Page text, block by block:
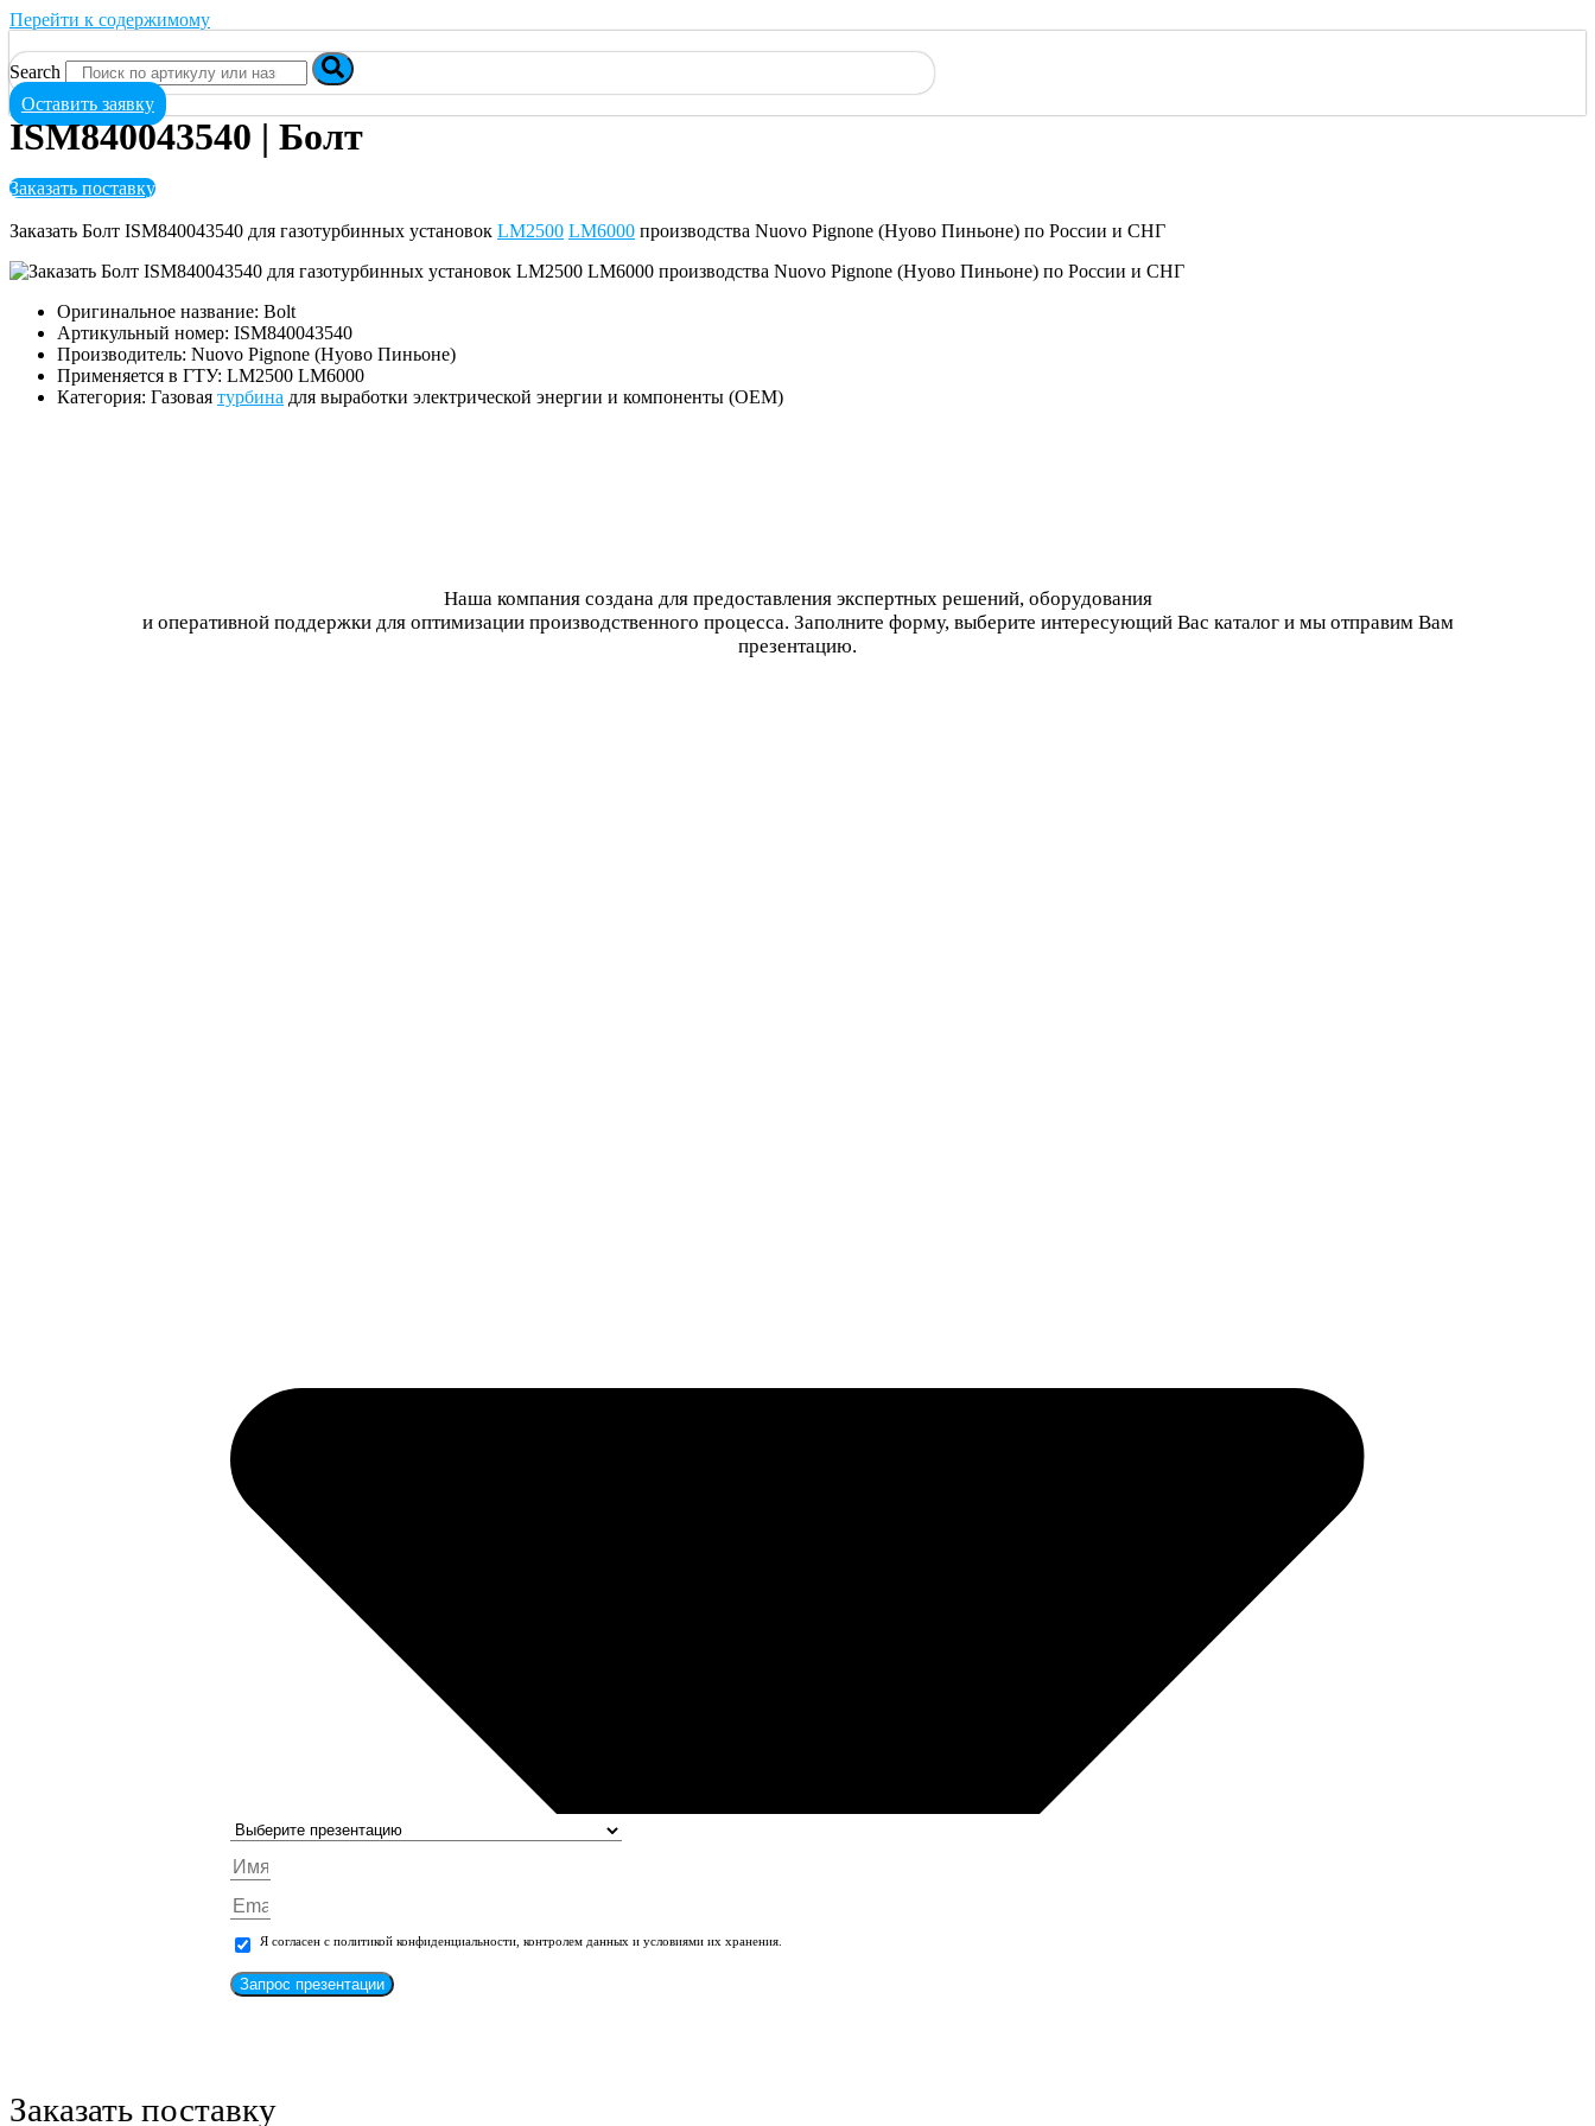
Перейти к содержимому
Search
Оставить заявку
ISM840043540 | Болт
Заказать поставку
Заказать Болт ISM840043540 для газотурбинных установок LM2500 LM6000 производства Nuovo Pignone (Нуово Пиньоне) по России и СНГ
Оригинальное название: Bolt
Артикульный номер: ISM840043540
Производитель: Nuovo Pignone (Нуово Пиньоне)
Применяется в ГТУ: LM2500 LM6000
Категория: Газовая турбина для выработки электрической энергии и компоненты (OEM)
Наша компания создана для предоставления экспертных решений, оборудования
и оперативной поддержки для оптимизации производственного процесса. Заполните форму, выберите интересующий Вас каталог и мы отправим Вам
презентацию.
Я согласен с политикой конфиденциальности, контролем данных и условиями их хранения.
Запрос презентации
Заказать поставку